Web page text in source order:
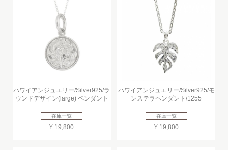
ハワイアンジュエリー/Silver925/ラ
ウンドデザイン(large) ペンダント
在庫一覧
¥ 19,800
ハワイアンジュエリー/Silver925/モ
ンステラペンダント/1255
在庫一覧
¥ 19,800